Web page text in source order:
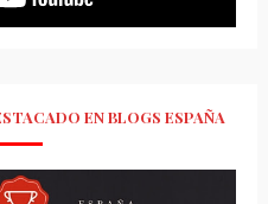
EN BLOGS ESPAÑA